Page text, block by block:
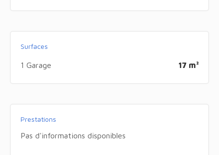
Surfaces
1 Garage 17 m²
Prestations
Pas d'informations disponibles